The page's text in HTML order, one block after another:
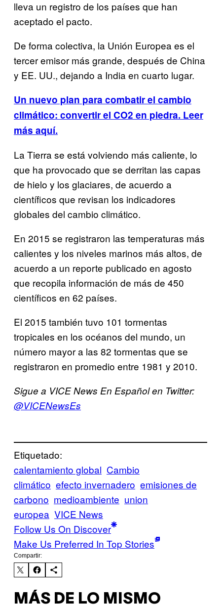
lleva un registro de los países que han
aceptado el pacto.
De forma colectiva, la Unión Europea es el
tercer emisor más grande, después de China
y EE. UU., dejando a India en cuarto lugar.
Un nuevo plan para combatir el cambio
climático: convertir el CO2 en piedra. Leer
más aquí.
La Tierra se está volviendo más caliente, lo
que ha provocado que se derritan las capas
de hielo y los glaciares, de acuerdo a
científicos que revisan los indicadores
globales del cambio climático.
En 2015 se registraron las temperaturas más
calientes y los niveles marinos más altos, de
acuerdo a un reporte publicado en agosto
que recopila información de más de 450
científicos en 62 países.
El 2015 también tuvo 101 tormentas
tropicales en los océanos del mundo, un
número mayor a las 82 tormentas que se
registraron en promedio entre 1981 y 2010.
Sigue a VICE News En Español en Twitter:
@VICENewsEs
Etiquetado:
calentamiento global Cambio
climático efecto invernadero emisiones de
carbono medioambiente union
europea VICE News
Follow Us On Discover
Make Us Preferred In Top Stories
Compartir:
MÁS DE LO MISMO